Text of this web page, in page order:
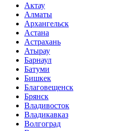
Актау
Алматы
Архангельск
Астана
Астрахань
Атырау
Барнаул
Батуми
Бишкек
Благовещенск
Брянск
Владивосток
Владикавказ
Волгоград